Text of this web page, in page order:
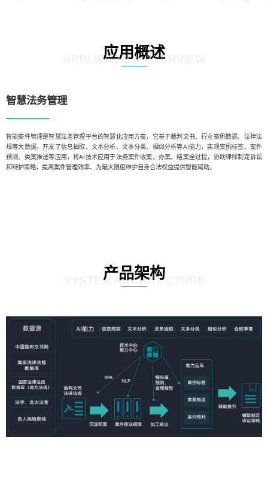
应用概述
APPLICATION OVERVIEW
智慧法务管理
智能案件管理是智慧法务管理平台的智慧化应用方案，它基于裁判文书、行业案例数据、法律法
规等大数据，开发了信息抽取、文本分析、文本分类、相似分析等AI能力，实现案例标签、案件
预测、类案推送等应用，将AI技术应用于法务案件收案、办案、结案全过程，协助律师制定诉讼
和辩护策略，提高案件管理效率、为最大限度维护自身合法权益提供智能辅助。
产品架构
SYSTEM ARCHITECTURE